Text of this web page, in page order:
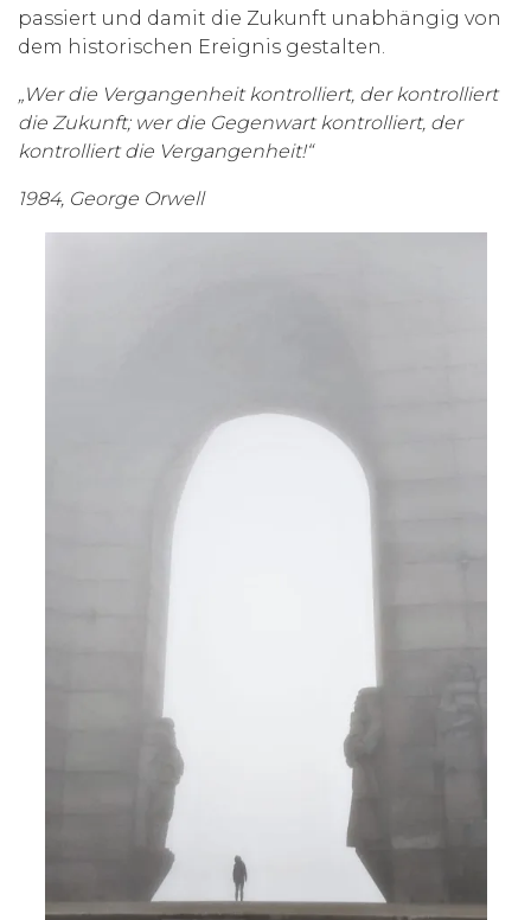
passiert und damit die Zukunft unabhängig von
dem historischen Ereignis gestalten.
„Wer die Vergangenheit kontrolliert, der kontrolliert
die Zukunft; wer die Gegenwart kontrolliert, der
kontrolliert die Vergangenheit!“
1984, George Orwell